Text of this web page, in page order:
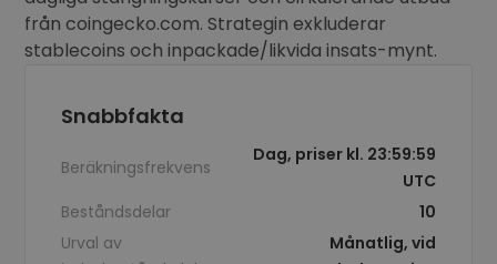
från coingecko.com. Strategin exkluderar
stablecoins och inpackade/likvida insats-mynt.
Snabbfakta
Beräkningsfrekvens
Dag, priser kl. 23:59:59
UTC
Beståndsdelar
10
Urval av
Månatlig, vid